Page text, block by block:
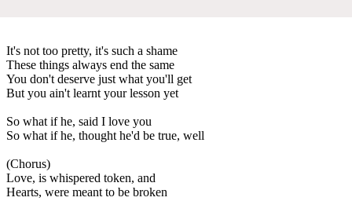
It's not too pretty, it's such a shame
These things always end the same
You don't deserve just what you'll get
But you ain't learnt your lesson yet
So what if he, said I love you
So what if he, thought he'd be true, well
(Chorus)
Love, is whispered token, and
Hearts, were meant to be broken